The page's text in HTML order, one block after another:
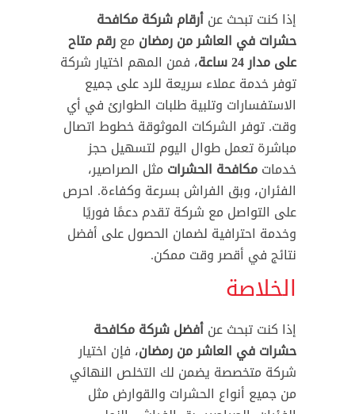
إذا كنت تبحث عنأرقام شركة مكافحة
حشرات في العاشر من رمضان معرقم متاح
على مدار 24 ساعة
، فمن المهم اختيار شركة
توفر خدمة عملاء سريعة للرد على جميع
الاستفسارات وتلبية طلبات الطوارئ في أي
وقت. توفر الشركات الموثوقة خطوط اتصال
مباشرة تعمل طوال اليوم لتسهيل حجز
خدماتمكافحة الحشرات مثل الصراصير،
الفئران، وبق الفراش بسرعة وكفاءة. احرص
على التواصل مع شركة تقدم دعمًا فوريًا
وخدمة احترافية لضمان الحصول على أفضل
نتائج في أقصر وقت ممكن.
الخلاصة
إذا كنت تبحث عنأفضل شركة مكافحة
حشرات في العاشر من رمضان، فإن اختيار
شركة متخصصة يضمن لك التخلص النهائي
من جميع أنواع الحشرات والقوارض مثل